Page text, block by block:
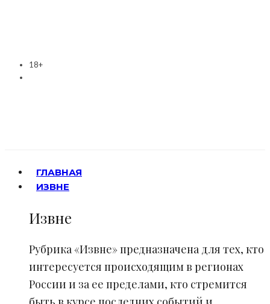
18+
ГЛАВНАЯ
ИЗВНЕ
Извне
Рубрика «Извне» предназначена для тех, кто
интересуется происходящим в регионах
России и за ее пределами, кто стремится